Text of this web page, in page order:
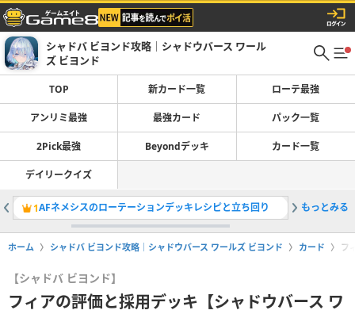
シャドバ ビヨンド攻略｜シャドウバース ワール
ズ ビヨンド
TOP 新カード一覧 ローテ最強
アンリミ最強 最強カード パック一覧
2Pick最強 Beyondデッキ カード一覧
デイリークイズ
1AFネメシスのローテーションデッキレシピと立ち回り 2重い時
もっとみる
ホーム シャドバ ビヨンド攻略｜シャドウバース ワールズ ビヨンド カード フ
【シャドバ ビヨンド】
フィアの評価と採用デッキ【シャドウバース ワ